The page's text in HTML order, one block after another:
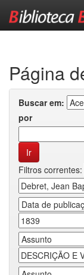
Página
Buscar em:
por
Filtros correntes: